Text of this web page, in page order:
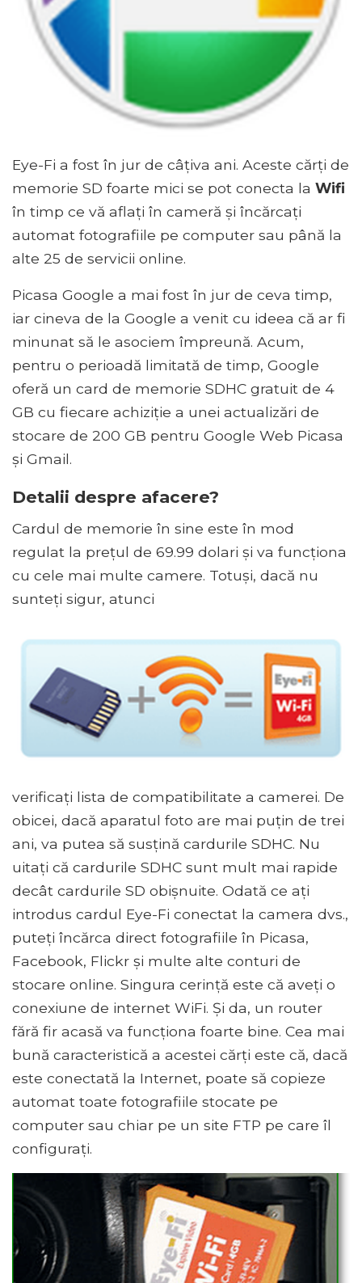
Eye-Fi a fost în jur de câțiva ani. Aceste cărți de
memorie SD foarte mici se pot conecta la Wifi
în timp ce vă aflați în cameră și încărcați
automat fotografiile pe computer sau până la
alte 25 de servicii online.
Picasa Google a mai fost în jur de ceva timp,
iar cineva de la Google a venit cu ideea că ar fi
minunat să le asociem împreună. Acum,
pentru o perioadă limitată de timp, Google
oferă un card de memorie SDHC gratuit de 4
GB cu fiecare achiziție a unei actualizări de
stocare de 200 GB pentru Google Web Picasa
și Gmail.
Detalii despre afacere?
Cardul de memorie în sine este în mod
regulat la prețul de 69.99 dolari și va funcționa
cu cele mai multe camere. Totuși, dacă nu
sunteți sigur, atunci
verificați lista de compatibilitate a camerei. De
obicei, dacă aparatul foto are mai puțin de trei
ani, va putea să susțină cardurile SDHC. Nu
uitați că cardurile SDHC sunt mult mai rapide
decât cardurile SD obișnuite. Odată ce ați
introdus cardul Eye-Fi conectat la camera dvs.,
puteți încărca direct fotografiile în Picasa,
Facebook, Flickr și multe alte conturi de
stocare online. Singura cerință este că aveți o
conexiune de internet WiFi. Și da, un router
fără fir acasă va funcționa foarte bine. Cea mai
bună caracteristică a acestei cărți este că, dacă
este conectată la Internet, poate să copieze
automat toate fotografiile stocate pe
computer sau chiar pe un site FTP pe care îl
configurați.